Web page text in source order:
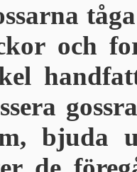
och
bjuda